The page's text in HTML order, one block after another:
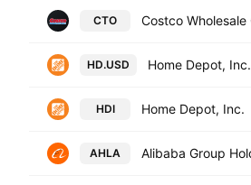
CTO
HD.USD Home Depot, Inc.
HDI Home Depot, Inc.
AHLA